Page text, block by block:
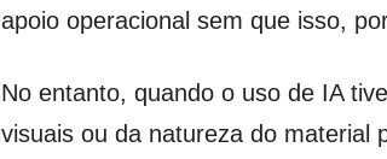
apoio operacional sem que isso,
No entanto, quando o uso de IA
visuais ou da natureza do material